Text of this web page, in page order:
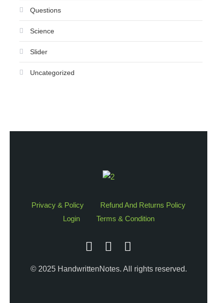
Questions
Science
Slider
Uncategorized
Privacy & Policy
Refund And Returns Policy
Login
Terms & Condition
© 2025 HandwrittenNotes. All rights reserved.